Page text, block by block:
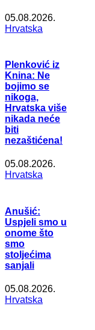
05.08.2026.
Hrvatska
Plenković iz
Knina: Ne
bojimo se
nikoga,
Hrvatska više
nikada neće
biti
nezaštićena!
05.08.2026.
Hrvatska
Anušić:
Uspjeli smo u
onome što
smo
stoljećima
sanjali
05.08.2026.
Hrvatska